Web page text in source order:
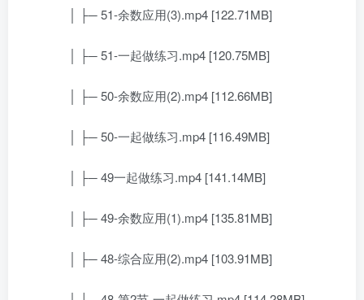
│ ├─ 51-余数应用(3).mp4 [122.71MB]
│ ├─ 51-一起做练习.mp4 [120.75MB]
│ ├─ 50-余数应用(2).mp4 [112.66MB]
│ ├─ 50-一起做练习.mp4 [116.49MB]
│ ├─ 49一起做练习.mp4 [141.14MB]
│ ├─ 49-余数应用(1).mp4 [135.81MB]
│ ├─ 48-综合应用(2).mp4 [103.91MB]